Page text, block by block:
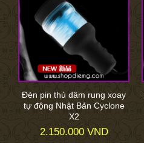
Đèn pin thủ dâm rung xoay
tự động Nhật Bản Cyclone
X2
2.150.000 VND